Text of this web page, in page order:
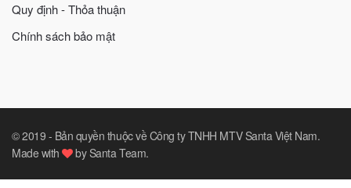
Quy định - Thỏa thuận
Chính sách bảo mật
© 2019 - Bản quyền thuộc về Công ty TNHH MTV Santa Việt Nam.
Made with
by Santa Team.